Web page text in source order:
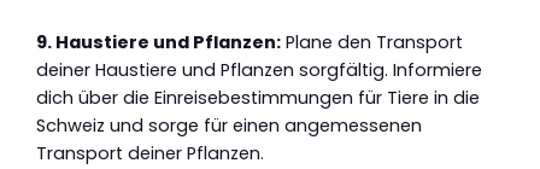
9. Haustiere und Pflanzen: Plane den Transport
deiner Haustiere und Pflanzen sorgfältig. Informiere
dich über die Einreisebestimmungen für Tiere in die
Schweiz und sorge für einen angemessenen
Transport deiner Pflanzen.